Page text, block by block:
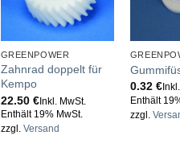
GREENPOWER
Zahnrad doppelt für
Kempo
22.50 €Inkl. MwSt.
Enthält 19% MwSt.
zzgl. Versand
0.32 €
Enthält
zzgl.